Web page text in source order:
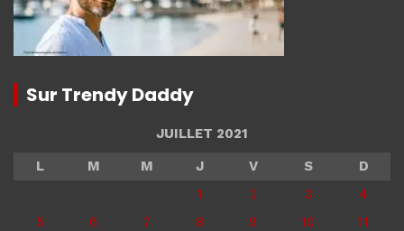
Sur Trendy Daddy
JUILLET 2021
L
M M J V S
D
1
2 3
4
5
6 7 8 9 10
11